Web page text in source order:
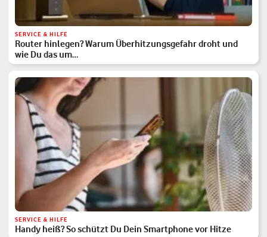
SERVICE & HILFE
Router hinlegen? Warum Überhitzungsgefahr droht und
wie Du das um…
SERVICE & HILFE
Handy heiß? So schützt Du Dein Smartphone vor Hitze